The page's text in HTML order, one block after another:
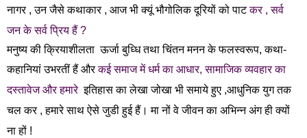
नागर , उन जैसे कथाकार , आज भी क्यूं भौगोलिक दूरियों को पाटकर , सर्व
जनकेसर्व प्रिय हैं ?
मनुष्य की क्रियाशीलता ऊर्जा बुध्धि तथा चिंतन मनन के फलस्वरूप, कथा-
कहानियां उभरतीं हैं औरकई समाज में धर्म का आधार, सामाजिक व्यवहार का
दस्तावेज और हमारे इतिहास का लेखा जोखा भी समाये हुए ,आधुनिक युग तक
चल कर , हमारे साथ ऐसे जुडी हुई हैं। मा नों वे जीवन का अभिन्न अंग ही क्यों
ना हों !